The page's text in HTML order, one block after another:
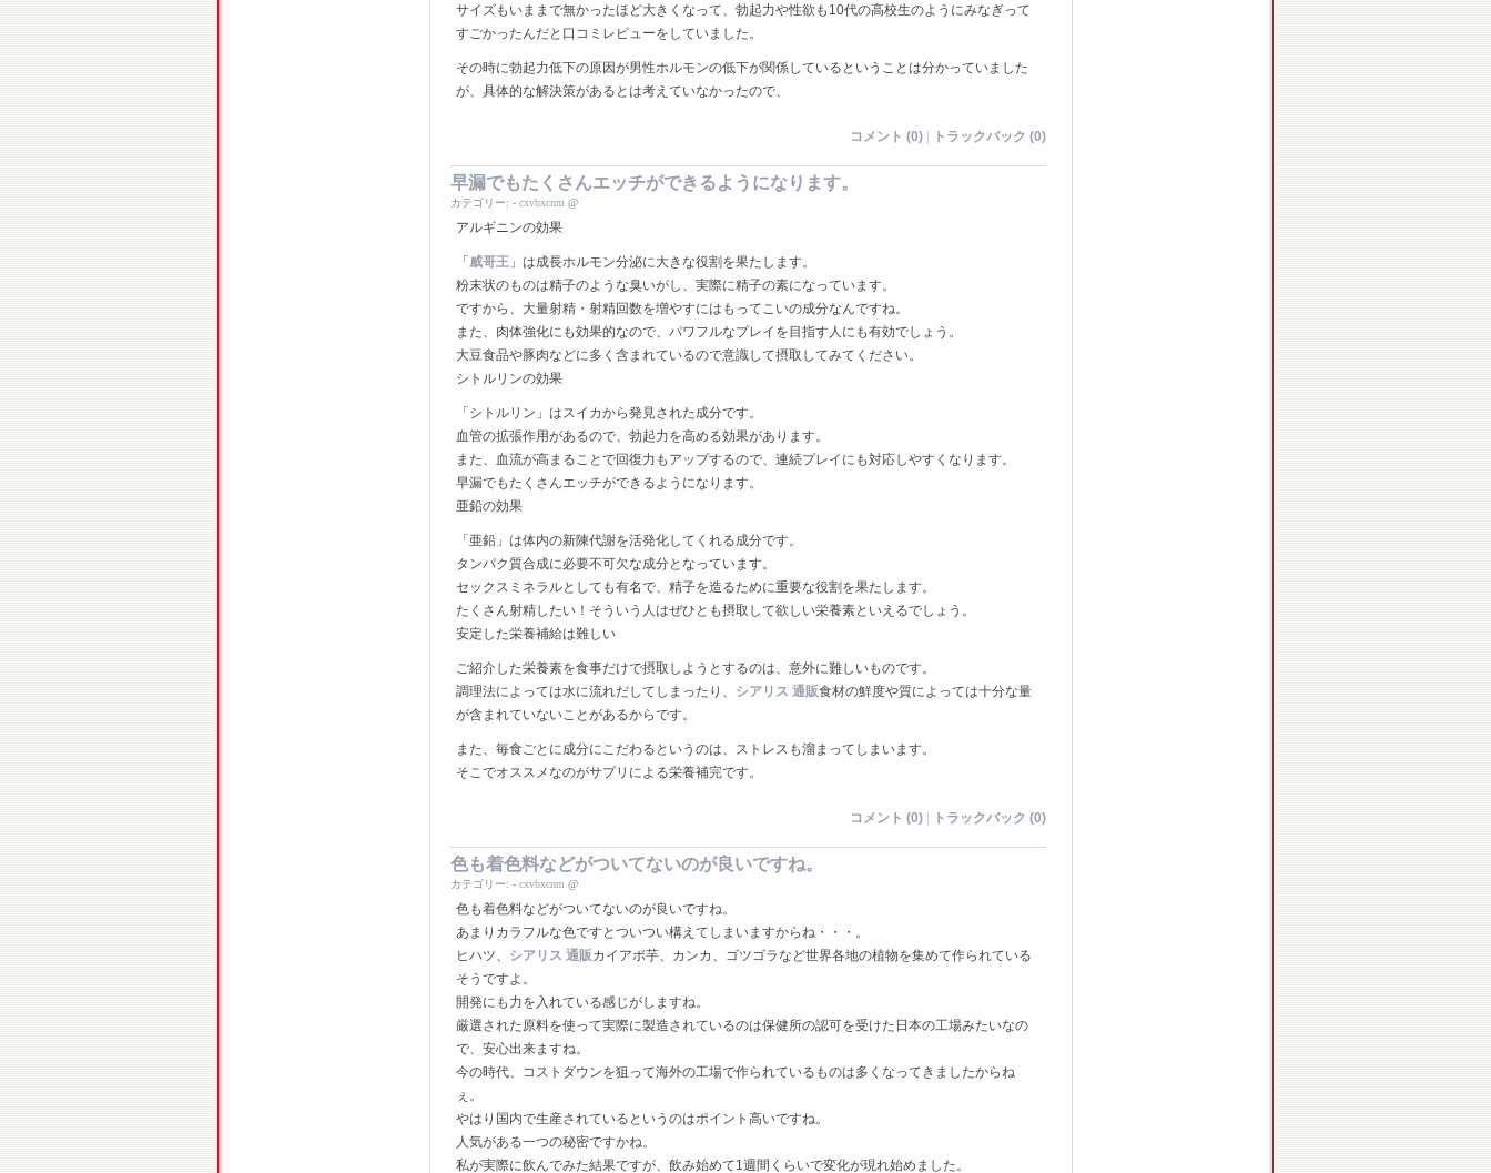
サイズもいままで無かったほど大きくなって、勃起力や性欲も10代の高校生のようにみなぎって
すごかったんだと口コミレビューをしていました。
その時に勃起力低下の原因が男性ホルモンの低下が関係しているということは分かっていました
が、具体的な解決策があるとは考えていなかったので、
コメント (0) | トラックバック (0)
早漏でもたくさんエッチができるようになります。
カテゴリー: - cxvbxcnm @
アルギニンの効果
「威哥王 」は成長ホルモン分泌に大きな役割を果たします。
粉末状のものは精子のような臭いがし、実際に精子の素になっています。
ですから、大量射精・射精回数を増やすにはもってこいの成分なんですね。
また、肉体強化にも効果的なので、パワフルなプレイを目指す人にも有効でしょう。
大豆食品や豚肉などに多く含まれているので意識して摂取してみてください。
シトルリンの効果
「シトルリン」はスイカから発見された成分です。
血管の拡張作用があるので、勃起力を高める効果があります。
また、血流が高まることで回復力もアップするので、連続プレイにも対応しやすくなります。
早漏でもたくさんエッチができるようになります。
亜鉛の効果
「亜鉛」は体内の新陳代謝を活発化してくれる成分です。
タンパク質合成に必要不可欠な成分となっています。
セックスミネラルとしても有名で、精子を造るために重要な役割を果たします。
たくさん射精したい！そういう人はぜひとも摂取して欲しい栄養素といえるでしょう。
安定した栄養補給は難しい
ご紹介した栄養素を食事だけで摂取しようとするのは、意外に難しいものです。
調理法によっては水に流れだしてしまったり、 シアリス 通販食材の鮮度や質によっては十分な量
が含まれていないことがあるからです。
また、毎食ごとに成分にこだわるというのは、ストレスも溜まってしまいます。
そこでオススメなのがサプリによる栄養補完です。
コメント (0) | トラックバック (0)
色も着色料などがついてないのが良いですね。
カテゴリー: - cxvbxcnm @
色も着色料などがついてないのが良いですね。
あまりカラフルな色ですとついつい構えてしまいますからね・・・。
ヒハツ、 シアリス 通販カイアポ芋、カンカ、ゴツゴラなど世界各地の植物を集めて作られている
そうですよ。
開発にも力を入れている感じがしますね。
厳選された原料を使って実際に製造されているのは保健所の認可を受けた日本の工場みたいなの
で、安心出来ますね。
今の時代、コストダウンを狙って海外の工場で作られているものは多くなってきましたからね
ぇ。
やはり国内で生産されているというのはポイント高いですね。
人気がある一つの秘密ですかね。
私が実際に飲んでみた結果ですが、飲み始めて1週間くらいで変化が現れ始めました。